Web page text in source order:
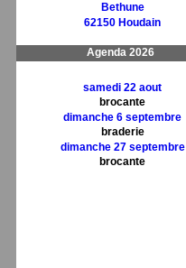
Bethune
62150 Houdain
Agenda 2026
samedi 22 aout
brocante
dimanche 6 septembre
braderie
dimanche 27 septembre
brocante